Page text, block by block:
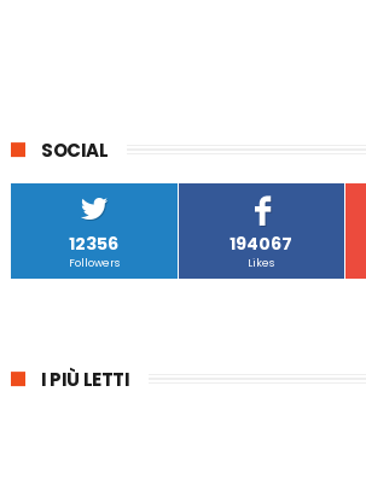
SOCIAL
12356
Followers
194067
Likes
I PIÙ LETTI